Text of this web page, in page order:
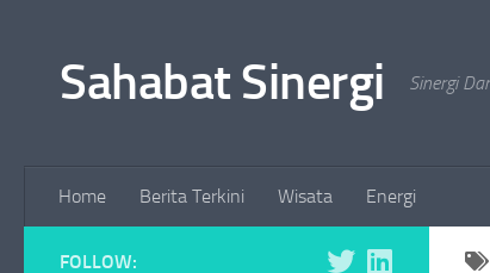
Sahabat Sinergi Sinergi
Home Berita Terkini Wisata Energi
FOLLOW: